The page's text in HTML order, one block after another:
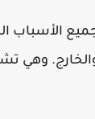
الأسباب
والخارج. وهي